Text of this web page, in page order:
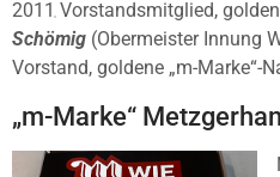
2011 Vorstandsmitglied,
Schömig (Obermeister Innung
Vorstand, goldene „m-Marke“-
„m-Marke“